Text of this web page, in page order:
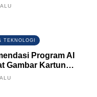
TEKNOLOGI
Program AI
Gambar Kartun